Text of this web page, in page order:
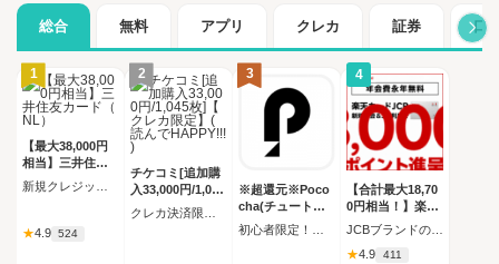
総合 無料 アプリ クレカ 証券 口
1
【最大38,000円
相当】三井住友
カード（NL）
★4.9 524
2
チケコミ[追加購
入33,000円/1,045
枚]【クレカ限定
】(読んでHAPPY
3
※超還元※Poco
cha(チュートリ
アルミッション
全クリア後にコ
4
【合計最大18,70
0円相当！】楽天
カード【JCBキ
ャンペーン実施
中】
★4.9 411